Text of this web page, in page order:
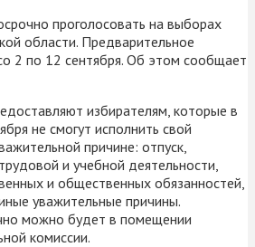
проголосовать на выборах
области. Предварительное
2 по 12 сентября. Об этом сообщает
избирателям, которые в
не смогут исполнить свой
причине: отпуск,
и учебной деятельности,
и общественных обязанностей,
уважительные причины.
можно будет в помещении
комиссии.